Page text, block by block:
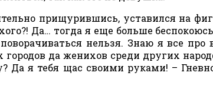
прищурившись, уставился на
Да… тогда я еще больше
нельзя. Знаю я все про
да женихов среди других
Да я тебя щас своими руками! –